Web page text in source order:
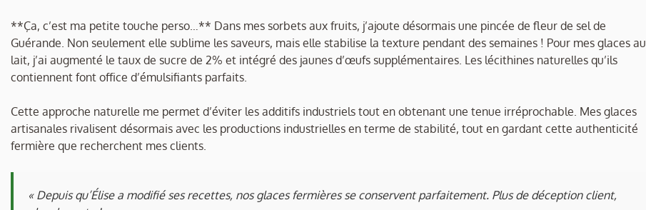
**Ça, c’est ma petite touche perso…** Dans mes sorbets aux fruits, j’ajoute désormais une pincée de fleur de sel de
Guérande. Non seulement elle sublime les saveurs, mais elle stabilise la texture pendant des semaines ! Pour mes glaces au
lait, j’ai augmenté le taux de sucre de 2% et intégré des jaunes d’œufs supplémentaires. Les lécithines naturelles qu’ils
contiennent font office d’émulsifiants parfaits.
Cette approche naturelle me permet d’éviter les additifs industriels tout en obtenant une tenue irréprochable. Mes glaces
artisanales rivalisent désormais avec les productions industrielles en terme de stabilité, tout en gardant cette authenticité
fermière que recherchent mes clients.
« Depuis qu’Élise a modifié ses recettes, nos glaces fermières se conservent parfaitement. Plus de déception client,